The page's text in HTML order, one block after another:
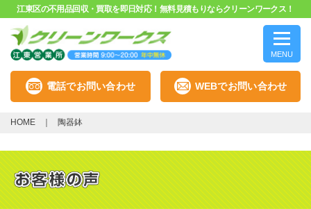
江東区の不用品回収・買取を即日対応！無料見積もりならクリーンワークス！
MENU
電話でお問い合わせ WEBでお問い合わせ
HOME 陶器鉢